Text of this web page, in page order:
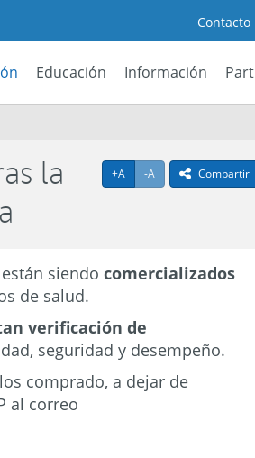
Contacto
Educación Información
+A Agrandar texto
-A Achicar texto
icono
Compartir
la
están siendocomercializados
de salud.
verificación de
seguridad y desempeño.
comprado, a dejar de
al correo